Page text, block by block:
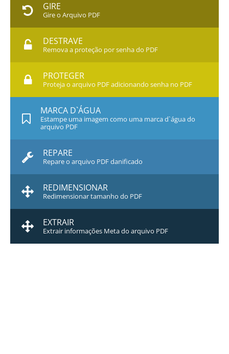
GIRE
Gire o Arquivo PDF
DESTRAVE
Remova a proteção por senha do PDF
PROTEGER
Proteja o arquivo PDF adicionando senha no PDF
MARCA D`ÁGUA
Estampe uma imagem como uma marca d`água do
arquivo PDF
REPARE
Repare o arquivo PDF danificado
REDIMENSIONAR
Redimensionar tamanho do PDF
EXTRAIR
Extrair informações Meta do arquivo PDF